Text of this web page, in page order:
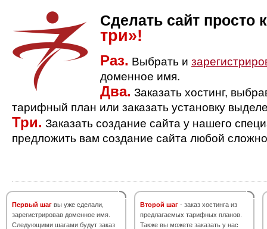
Сделать сайт просто
три»!
Раз. Выбрать и
доменное имя.
Два. Заказать хостинг,
тарифный план или заказать установку
Три. Заказать создание сайта у нашего
предложить вам создание сайта любой
Первый шаг вы уже сделали,
зарегистрировав доменное имя.
Следующими шагами будут заказ
Второй шаг - заказ хостинга из
предлагаемых тарифных планов.
Также вы можете заказать у нас